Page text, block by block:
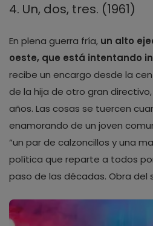
4. Un, dos, tres. (1961)
En plena guerra fría, un alto
oeste, que está intentando
recibe un encargo desde la
de la hija de otro gran
años. Las cosas se tuercen
enamorando de un joven
“un par de calzoncillos y una
política que reparte a todos
paso de las décadas. Obra del